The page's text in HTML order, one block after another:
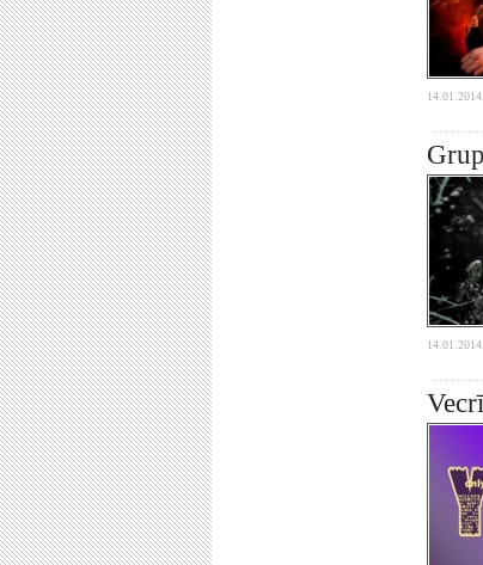
14.01.2014.
14.01.2014.